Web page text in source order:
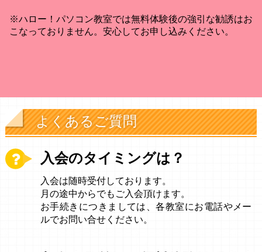
※ハロー！パソコン教室では無料体験後の強引な勧誘はお
こなっておりません。安心してお申し込みください。
よくあるご質問
入会のタイミングは？
入会は随時受付しております。
月の途中からでもご入会頂けます。
お手続きにつきましては、各教室にお電話やメー
ルでお問い合せください。